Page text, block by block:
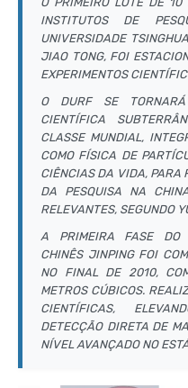
INSTITUTOS DE
UNIVERSIDADE
JIAO TONG, FOI
EXPERIMENTOS
O DURF SE
CIENTÍFICA
CLASSE MUNDIAL,
COMO FÍSICA DE
CIÊNCIAS DA VIDA, PARA
DA PESQUISA NA
RELEVANTES, SEGUNDO
A PRIMEIRA FASE DO
CHINÊS JINPING FOI
NO FINAL DE 2010,
METROS CÚBICOS.
CIENTÍFICAS,
DETECÇÃO DIRETA DE
NÍVEL AVANÇADO NO